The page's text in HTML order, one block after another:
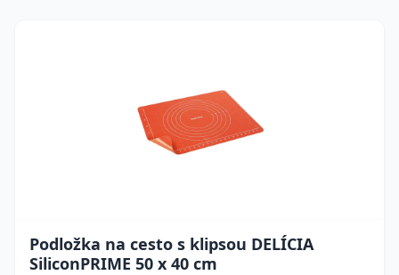
Podložka na cesto s klipsou DELÍCIA
SiliconPRIME 50 x 40 cm